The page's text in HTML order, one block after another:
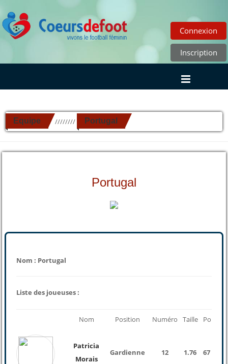
Connexion
Inscription
Equipe ////////// Portugal
Portugal
Nom : Portugal
Liste des joueuses :
Nom Position Numéro Taille Poids
Patricia
Morais
Gardienne 12 1.76 67 Kg